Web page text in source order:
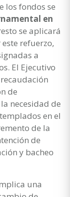
los fondos se
en
se aplicará
refuerzo,
a
El Ejecutivo
de
necesidad de
en el
de la
de
y bacheo
una